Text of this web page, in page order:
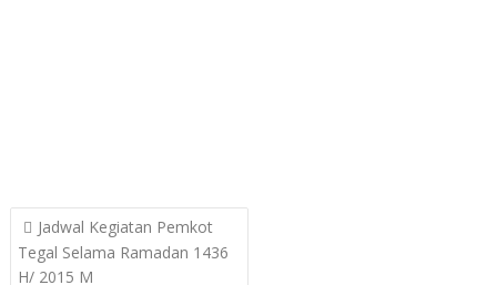
Post
navigation
Jadwal Kegiatan Pemkot
Tegal Selama Ramadan 1436
H/ 2015 M